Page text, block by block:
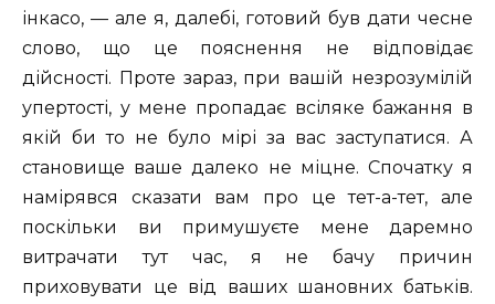
інкасо, — але я, далебі, готовий був дати чесне
слово, що це пояснення не відповідає
дійсності. Проте зараз, при вашій незрозумілій
упертості, у мене пропадає всіляке бажання в
якій би то не було мірі за вас заступатися. А
становище ваше далеко не міцне. Спочатку я
намірявся сказати вам про це тет-а-тет, але
поскільки ви примушуєте мене даремно
витрачати тут час, я не бачу причин
приховувати це від ваших шановних батьків.